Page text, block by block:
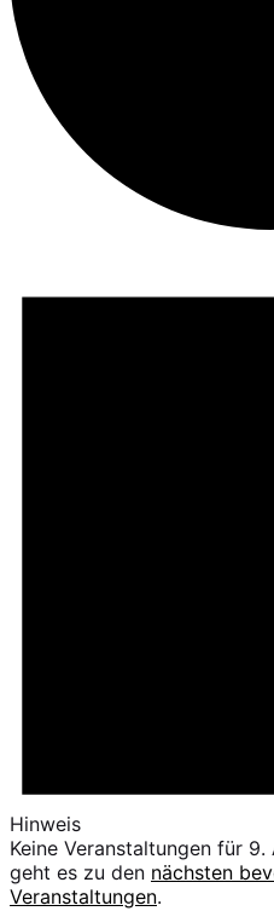
Hinweis
Keine Veranstaltungen für
geht es zu den nächsten
Veranstaltungen.